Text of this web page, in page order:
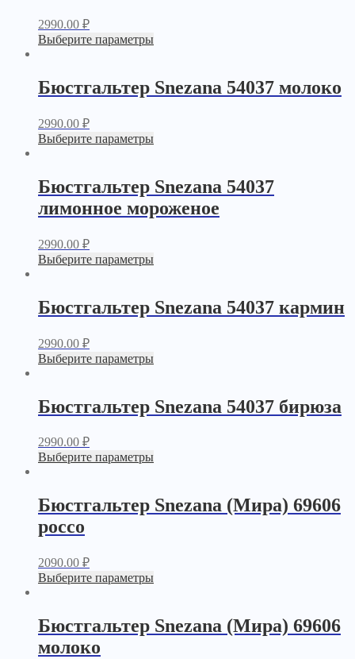
2990.00 ₽
Выберите параметры
Бюстгальтер Snezana 54037 молоко
2990.00 ₽
Выберите параметры
Бюстгальтер Snezana 54037
лимонное мороженое
2990.00 ₽
Выберите параметры
Бюстгальтер Snezana 54037 кармин
2990.00 ₽
Выберите параметры
Бюстгальтер Snezana 54037 бирюза
2990.00 ₽
Выберите параметры
Бюстгальтер Snezana (Мира) 69606
россо
2090.00 ₽
Выберите параметры
Бюстгальтер Snezana (Мира) 69606
молоко